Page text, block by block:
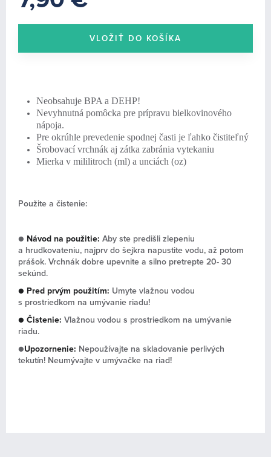
UTERÁKY (0)
Neobsahuje BPA a DEHP!
Nevyhnutná pomôcka pre prípravu bielkovinového
nápoja.
Pre okrúhle prevedenie spodnej časti je ľahko čistiteľný
Šrobovací vrchnák aj zátka zabránia vytekaniu
Mierka v mililitroch (ml) a unciách (oz)
Použite a čistenie:
● Návod na použitie: Aby ste predišli zlepeniu
a hrudkovateniu, najprv do šejkra napustite vodu, až potom
prášok. Vrchnák dobre upevnite a silno pretrepte 20- 30
sekúnd.
● Pred prvým použitím: Umyte vlažnou vodou
s prostriedkom na umývanie riadu!
● Čistenie: Vlažnou vodou s prostriedkom na umývanie
riadu.
●Upozornenie: Nepoužívajte na skladovanie perlivých
tekutín! Neumývajte v umývačke na riad!